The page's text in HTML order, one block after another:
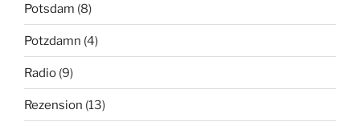
Potsdam (8)
Potzdamn (4)
Radio (9)
Rezension (13)